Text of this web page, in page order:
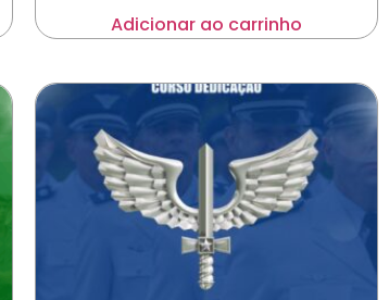
Adicionar ao carrinho